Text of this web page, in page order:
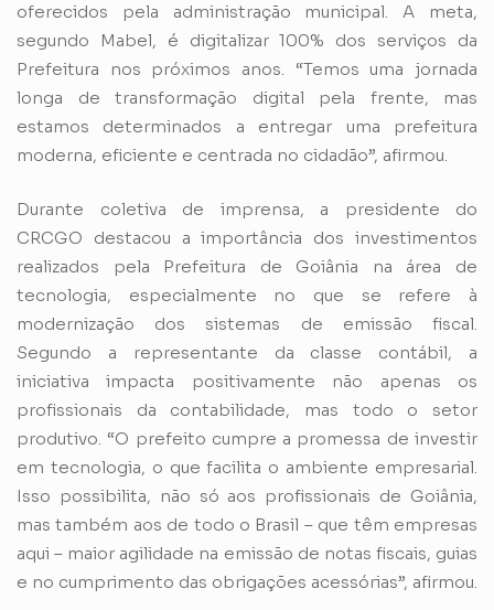
oferecidos pela administração municipal. A meta,
segundo Mabel, é digitalizar 100% dos serviços da
Prefeitura nos próximos anos. “Temos uma jornada
longa de transformação digital pela frente, mas
estamos determinados a entregar uma prefeitura
moderna, eficiente e centrada no cidadão”, afirmou.
Durante coletiva de imprensa, a presidente do
CRCGO destacou a importância dos investimentos
realizados pela Prefeitura de Goiânia na área de
tecnologia, especialmente no que se refere à
modernização dos sistemas de emissão fiscal.
Segundo a representante da classe contábil, a
iniciativa impacta positivamente não apenas os
profissionais da contabilidade, mas todo o setor
produtivo. “O prefeito cumpre a promessa de investir
em tecnologia, o que facilita o ambiente empresarial.
Isso possibilita, não só aos profissionais de Goiânia,
mas também aos de todo o Brasil – que têm empresas
aqui – maior agilidade na emissão de notas fiscais, guias
e no cumprimento das obrigações acessórias”, afirmou.